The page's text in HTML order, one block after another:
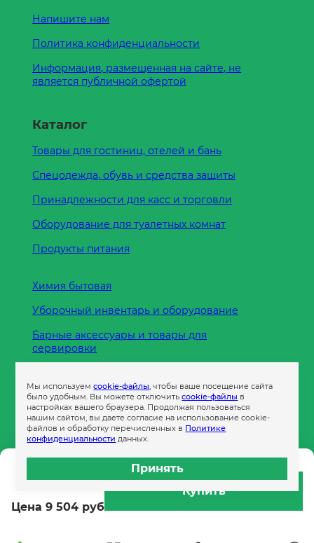
Цена 9 504 руб
Купить
Напишите нам
Политика конфиденциальности
Информация, размещенная на сайте, не
является публичной офертой
Каталог
Товары для гостиниц, отелей и бань
Спецодежда, обувь и средства защиты
Принадлежности для касс и торговли
Оборудование для туалетных комнат
Продукты питания
Химия бытовая
Уборочный инвентарь и оборудование
Барные аксессуары и товары для
сервировки
Пленка
Пакеты и сумки
Контейнеры
Бумага офисная
Гигиеническая продукция
Мы используемcookie-файлы, чтобы ваше посещение сайта
было удобным. Вы можете отключитьcookie-файлы в
настройках вашего браузера. Продолжая пользоваться
нашим сайтом, вы даете согласие на использование cookie-
файлов и обработку перечисленных в Политике
конфиденциальности данных.
Принять